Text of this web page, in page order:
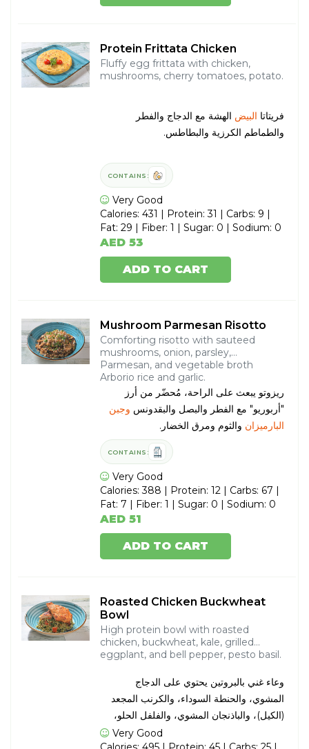
Protein Frittata Chicken
Fluffy egg frittata with chicken,
mushrooms, cherry tomatoes, potato.
فريتاتا البيض الهشة مع الدجاج والفطر
والطماطم الكرزية والبطاطس.
CONTAINS:
Very Good
Calories: 431 | Protein: 31 | Carbs: 9 |
Fat: 29 | Fiber: 1 | Sugar: 0 | Sodium: 0
AED 53
ADD TO CART
Mushroom Parmesan Risotto
Comforting risotto with sauteed
mushrooms, onion, parsley,
Parmesan, and vegetable broth
Arborio rice and garlic.
ريزوتو يبعث على الراحة، مُحضّر من أرز
"أربوريو" مع الفطر والبصل والبقدونس وجبن
البارميزان والثوم ومرق الخضار.
CONTAINS:
Very Good
Calories: 388 | Protein: 12 | Carbs: 67 |
Fat: 7 | Fiber: 1 | Sugar: 0 | Sodium: 0
AED 51
ADD TO CART
Roasted Chicken Buckwheat
Bowl
High protein bowl with roasted
chicken, buckwheat, kale, grilled
eggplant, and bell pepper, pesto basil.
وعاء غني بالبروتين يحتوي على الدجاج
المشوي، والحنطة السوداء، والكرنب المجعد
(الكيل)، والباذنجان المشوي، والفلفل الحلو،
Very Good